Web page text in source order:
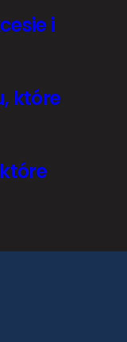
i
które